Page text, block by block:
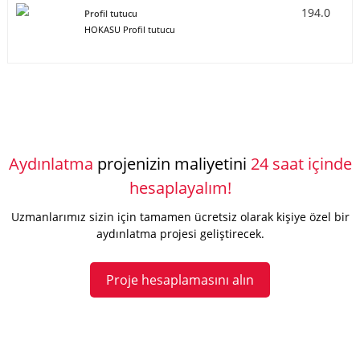
Profil tutucu
HOKASU Profil tutucu
194.0
Aydınlatma projenizin maliyetini 24 saat içinde
hesaplayalım!
Uzmanlarımız sizin için tamamen ücretsiz olarak kişiye özel bir
aydınlatma projesi geliştirecek.
Proje hesaplamasını alın